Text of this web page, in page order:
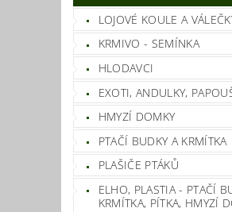
LOJOVÉ KOULE A
KRMIVO - SEMÍNKA
HLODAVCI
EXOTI, ANDULKY,
HMYZÍ DOMKY
PTAČÍ BUDKY A KRMÍTKA
PLAŠIČE PTÁKŮ
ELHO, PLASTIA - PTAČÍ
KRMÍTKA, PÍTKA, HMYZÍ